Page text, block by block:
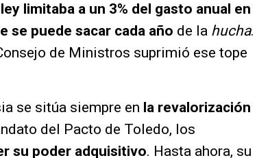
ley limitaba a un 3% del gasto anual en
se puede sacar cada año de la hucha.
de Ministros suprimió ese tope
se sitúa siempre en la revalorización
del Pacto de Toledo, los
su poder adquisitivo. Hasta ahora, su